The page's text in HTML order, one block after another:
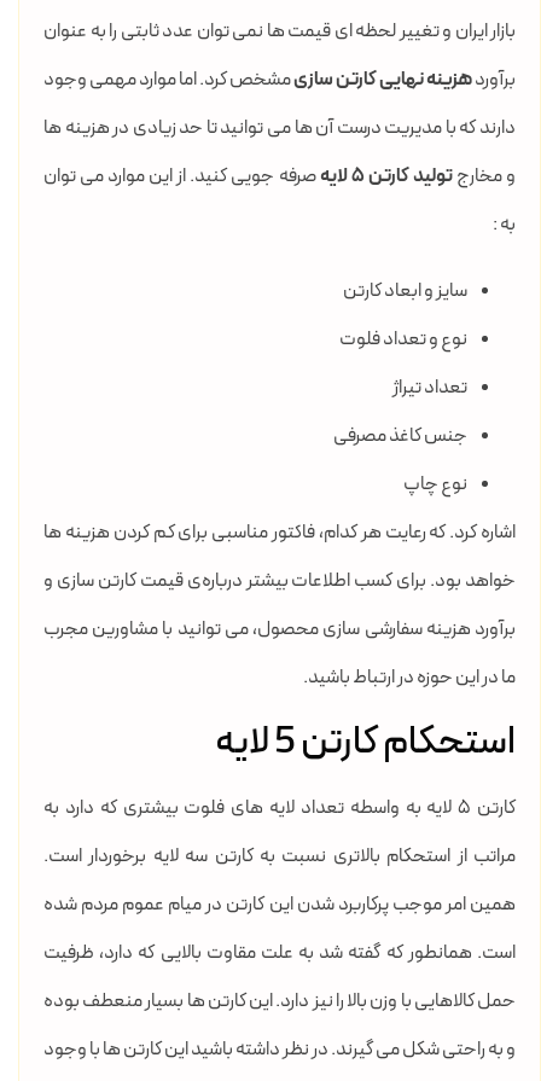
بازار ایران و تغییر لحظه ای قیمت ها نمی توان عدد ثابتی را به عنوان
برآوردهزینه نهایی کارتن سازیمشخص کرد. اما موارد مهمی وجود
دارند که با مدیریت درست آن ها می توانید تا حد زیادی در هزینه ها
و مخارجتولید کارتن 5 لایه
صرفه جویی کنید. از این موارد می توان
به :
سایز و ابعاد کارتن
نوع و تعداد فلوت
تعداد تیراژ
جنس کاغذ مصرفی
نوع چاپ
اشاره کرد. که رعایت هر کدام، فاکتور مناسبی برای کم کردن هزینه ها
خواهد بود. برای کسب اطلاعات بیشتر درباره‌ی قیمت کارتن سازی و
برآورد هزینه سفارشی سازی محصول، می توانید با مشاورین مجرب
ما در این حوزه در ارتباط باشید.
استحکام کارتن 5 لایه
کارتن 5 لایه به واسطه تعداد لایه های فلوت بیشتری که دارد به
مراتب از استحکام بالاتری نسبت به کارتن سه لایه برخوردار است.
همین امر موجب پرکاربرد شدن این کارتن در میام عموم مردم شده
است. همانطور که گفته شد به علت مقاوت بالایی که دارد، ظرفیت
حمل کالاهایی با وزن بالا را نیز دارد. این کارتن ها بسیار منعطف بوده
و به راحتی شکل می گیرند. در نظر داشته باشید این کارتن ها با وجود